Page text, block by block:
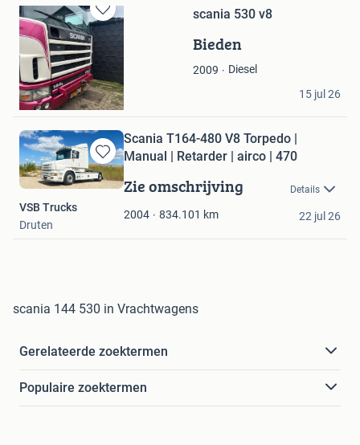
Bewaren
in
Mijn
Favorieten
scania 530 v8
Bieden
2009
Diesel
charles
Hoogezand
15 jul 26
Bewaren
in
Favorieten
Scania T164-480 V8 Torpedo |
Manual | Retarder | airco | 470
Zie omschrijving Details
2004 834.101 km
VSB Trucks
Druten
22 jul 26
scania 144 530 in Vrachtwagens
Gerelateerde zoektermen
Populaire zoektermen